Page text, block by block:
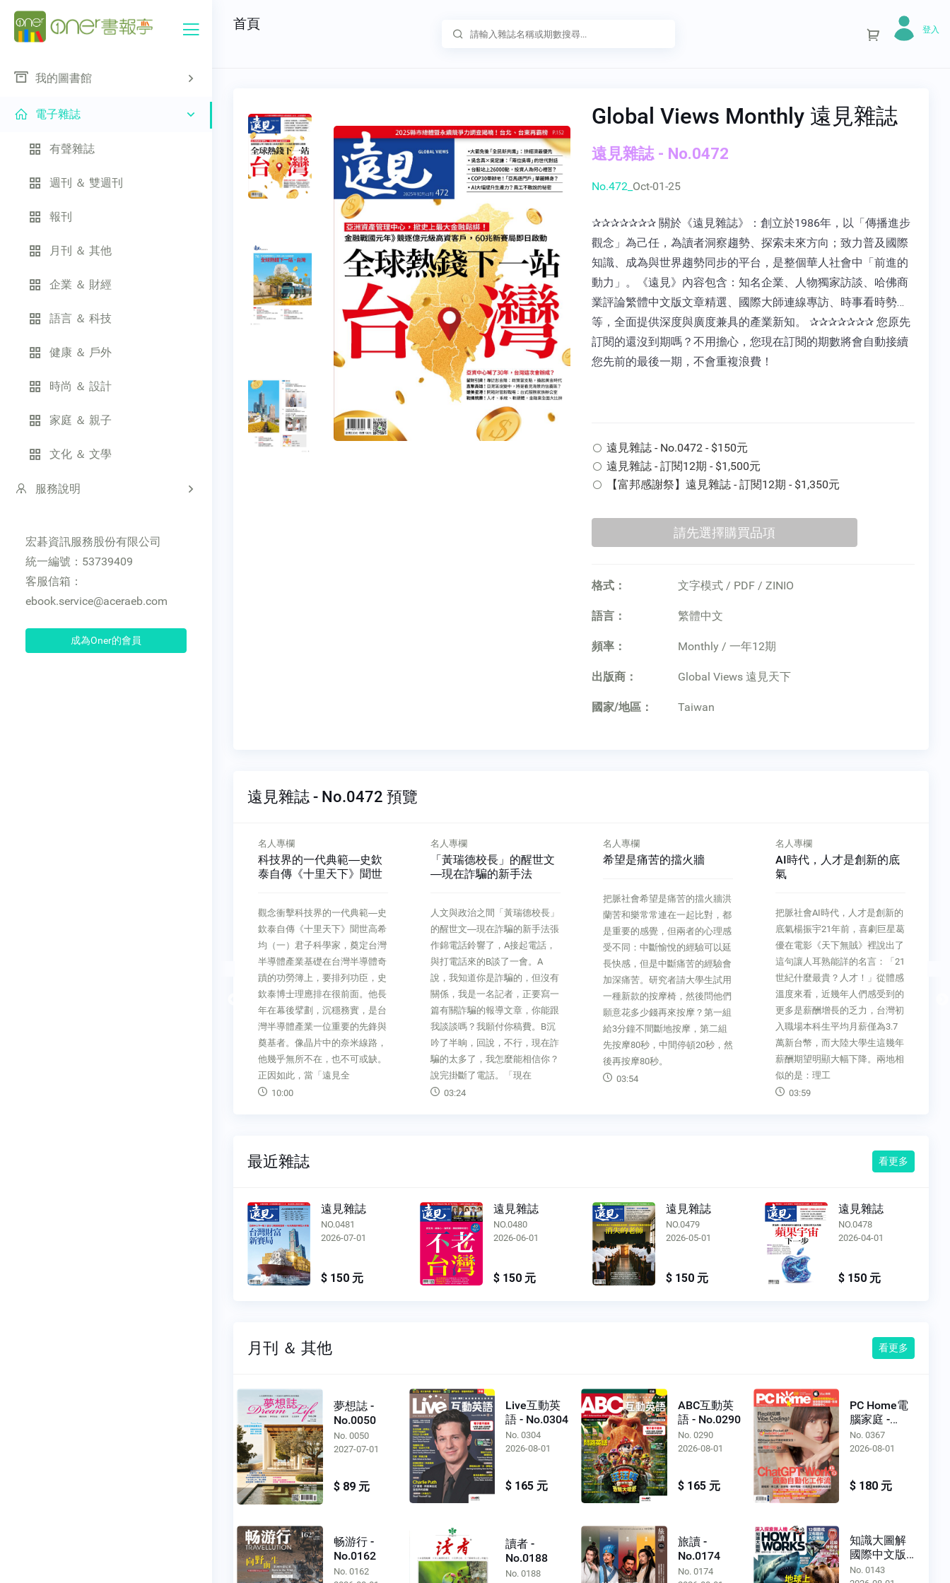
我的圖書館
電子雜誌
有聲雜誌
週刊 ＆ 雙週刊
報刊
月刊 ＆ 其他
企業 ＆ 財經
語言 ＆ 科技
健康 ＆ 戶外
時尚 ＆ 設計
家庭 ＆ 親子
文化 ＆ 文學
服務說明
宏碁資訊服務股份有限公司
統一編號：53739409
客服信箱：
ebook.service@aceraeb.com
成為Oner的會員
首頁 登入
Global Views Monthly 遠見雜誌
遠見雜誌 - No.0472
No.472_ Oct-01-25
✰✰✰✰✰✰✰ 關於《遠見雜誌》：創立於1986年，以「傳播進步
觀念」為己任，為讀者洞察趨勢、探索未來方向；致力普及國際
知識、成為與世界趨勢同步的平台，是整個華人社會中「前進的
動力」。《遠見》內容包含：知名企業、人物獨家訪談、哈佛商
業評論繁體中文版文章精選、國際大師連線專訪、時事看時勢…
等，全面提供深度與廣度兼具的產業新知。 ✰✰✰✰✰✰✰ 您原先
訂閱的還沒到期嗎？不用擔心，您現在訂閱的期數將會自動接續
您先前的最後一期，不會重複浪費！
遠見雜誌 - No.0472 - $150元
遠見雜誌 - 訂閱12期 - $1,500元
【富邦感謝祭】遠見雜誌 - 訂閱12期 - $1,350元
格式： 文字模式 / PDF / ZINIO
語言： 繁體中文
頻率： Monthly / 一年12期
出版商： Global Views 遠見天下
國家/地區： Taiwan
遠見雜誌 - No.0472 預覽
Previous
名人專欄
科技界的一代典範―史欽
泰自傳《十里天下》聞世
觀念衝擊科技界的一代典範―史
欽泰自傳《十里天下》聞世高希
均（一）君子科學家，奠定台灣
半導體產業基礎在台灣半導體奇
蹟的功勞簿上，要排列功臣，史
欽泰博士理應排在很前面。他長
年在幕後擘劃，沉穩務實，是台
灣半導體產業一位重要的先鋒與
奠基者。像晶片中的奈米線路，
他幾乎無所不在，也不可或缺。
正因如此，當「遠見全
10:00
名人專欄
「黃瑞德校長」的醒世文
―現在詐騙的新手法
人文與政治之間「黃瑞德校長」
的醒世文―現在詐騙的新手法張
作錦電話鈴響了，A接起電話，
與打電話來的B談了一會。A
說，我知道你是詐騙的，但沒有
關係，我是一名記者，正要寫一
篇有關詐騙的報導文章，你能跟
我談談嗎？我願付你稿費。B沉
吟了半晌，回說，不行，現在詐
騙的太多了，我怎麼能相信你？
說完掛斷了電話。「現在
03:24
名人專欄
希望是痛苦的擋火牆
把脈社會希望是痛苦的擋火牆洪
蘭苦和樂常常連在一起比對，都
是重要的感覺，但兩者的心理感
受不同：中斷愉悅的經驗可以延
長快感，但是中斷痛苦的經驗會
加深痛苦。研究者請大學生試用
一種新款的按摩椅，然後問他們
願意花多少錢再來按摩？第一組
給3分鐘不間斷地按摩，第二組
先按摩80秒，中間停頓20秒，然
後再按摩80秒。
03:54
名人專欄
AI時代，人才是創新的底
氣
把脈社會AI時代，人才是創新的
底氣楊振宇21年前，喜劇巨星葛
優在電影《天下無賊》裡說出了
這句讓人耳熟能詳的名言：「21
世紀什麼最貴？人才！」從體感
溫度來看，近幾年人們感受到的
更多是薪酬增長的乏力，台灣初
入職場本科生平均月薪僅為3.7
萬新台幣，而大陸大學生這幾年
薪酬期望明顯大幅下降。兩地相
似的是：理工
03:59
最近雜誌 看更多
遠見雜誌
NO.0481
2026-07-01
$ 150 元
遠見雜誌
NO.0480
2026-06-01
$ 150 元
遠見雜誌
NO.0479
2026-05-01
$ 150 元
遠見雜誌
NO.0478
2026-04-01
$ 150 元
月刊 ＆ 其他 看更多
夢想誌 -
No.0050
No. 0050
2027-07-01
$ 89 元
Live互動英
語 - No.0304
No. 0304
2026-08-01
$ 165 元
ABC互動英
語 - No.0290
No. 0290
2026-08-01
$ 165 元
PC Home電
腦家庭 -
No.0367
No. 0367
2026-08-01
$ 180 元
畅游行 -
No.0162
No. 0162
讀者 -
No.0188
No. 0188
旅讀 -
No.0174
No. 0174
知識大圖解
國際中文版 -
No.0143
No. 0143